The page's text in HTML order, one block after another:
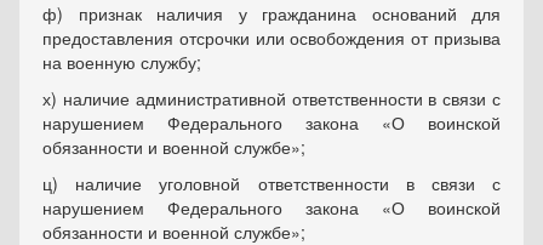
ф) признак наличия у гражданина оснований для
предоставления отсрочки или освобождения от призыва
на военную службу;
х) наличие административной ответственности в связи с
нарушением Федерального закона «О воинской
обязанности и военной службе»;
ц) наличие уголовной ответственности в связи с
нарушением Федерального закона «О воинской
обязанности и военной службе»;